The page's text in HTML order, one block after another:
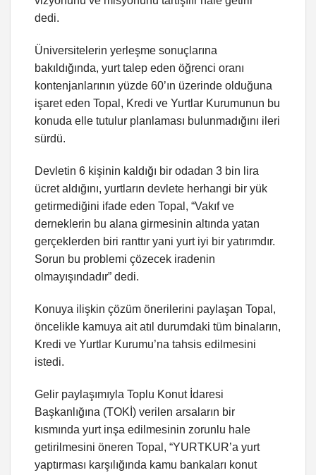
dedi.
Üniversitelerin yerleşme sonuçlarına
bakıldığında, yurt talep eden öğrenci oranı
kontenjanlarının yüzde 60’ın üzerinde olduğuna
işaret eden Topal, Kredi ve Yurtlar Kurumunun bu
konuda elle tutulur planlaması bulunmadığını ileri
sürdü.
Devletin 6 kişinin kaldığı bir odadan 3 bin lira
ücret aldığını, yurtların devlete herhangi bir yük
getirmediğini ifade eden Topal, “Vakıf ve
derneklerin bu alana girmesinin altında yatan
gerçeklerden biri ranttır yani yurt iyi bir yatırımdır.
Sorun bu problemi çözecek iradenin
olmayışındadır” dedi.
Konuya ilişkin çözüm önerilerini paylaşan Topal,
öncelikle kamuya ait atıl durumdaki tüm binaların,
Kredi ve Yurtlar Kurumu’na tahsis edilmesini
istedi.
Gelir paylaşımıyla Toplu Konut İdaresi
Başkanlığına (TOKİ) verilen arsaların bir
kısmında yurt inşa edilmesinin zorunlu hale
getirilmesini öneren Topal, “YURTKUR’a yurt
yaptırması karşılığında kamu bankaları konut